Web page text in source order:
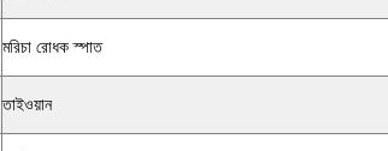
মরিচা রোধক স্পাত
তাইওয়ান